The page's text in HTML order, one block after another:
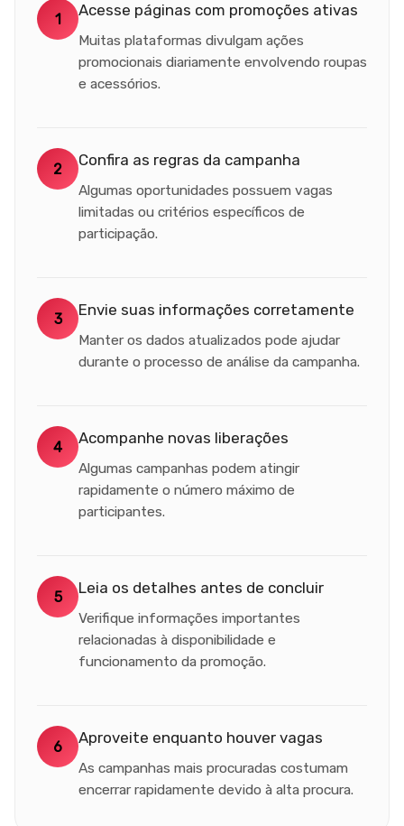
1 Acesse páginas com promoções ativas
Muitas plataformas divulgam ações
promocionais diariamente envolvendo roupas
e acessórios.
2 Confira as regras da campanha
Algumas oportunidades possuem vagas
limitadas ou critérios específicos de
participação.
3 Envie suas informações corretamente
Manter os dados atualizados pode ajudar
durante o processo de análise da campanha.
4 Acompanhe novas liberações
Algumas campanhas podem atingir
rapidamente o número máximo de
participantes.
5 Leia os detalhes antes de concluir
Verifique informações importantes
relacionadas à disponibilidade e
funcionamento da promoção.
6 Aproveite enquanto houver vagas
As campanhas mais procuradas costumam
encerrar rapidamente devido à alta procura.